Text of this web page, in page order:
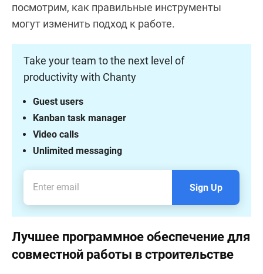
посмотрим, как правильные инструменты
могут изменить подход к работе.
Take your team to the next level of
productivity with Chanty
Unlimited messaging
Video calls
Kanban task manager
Guest users
Sign Up
Лучшее программное обеспечение для
совместной работы в строительстве